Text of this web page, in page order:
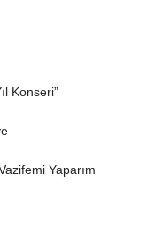
Konseri”
Yaparım